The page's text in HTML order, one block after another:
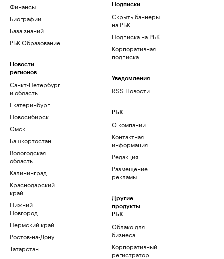
Финансы
Биографии
База знаний
РБК Образование
Новости
регионов
Санкт-Петербург
и область
Екатеринбург
Новосибирск
Омск
Башкортостан
Вологодская
область
Калининград
Краснодарский
край
Нижний
Новгород
Пермский край
Ростов-на-Дону
Татарстан
Подписки
Скрыть баннеры
на РБК
Подписка на РБК
Корпоративная
подписка
Уведомления
RSS Новости
РБК
О компании
Контактная
информация
Редакция
Размещение
рекламы
Другие
продукты
РБК
Облако для
бизнеса
Корпоративный
регистратор